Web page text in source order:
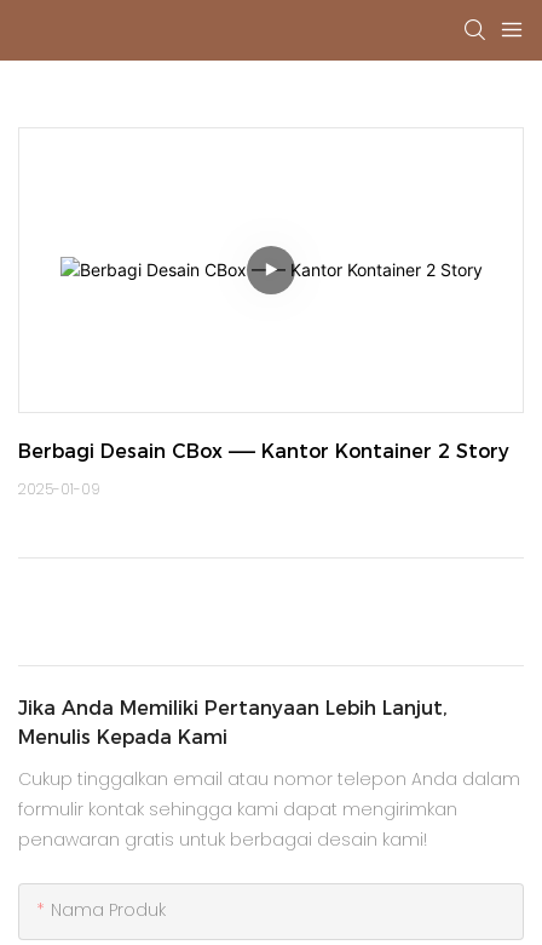
Berbagi Desain CBox —— Kantor Kontainer 2 Story
2025-01-09
Jika Anda Memiliki Pertanyaan Lebih Lanjut,
Menulis Kepada Kami
Cukup tinggalkan email atau nomor telepon Anda dalam
formulir kontak sehingga kami dapat mengirimkan
penawaran gratis untuk berbagai desain kami!
Nama Produk